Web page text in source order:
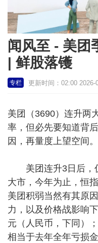
闻风至 - 美团
| 鲜股落镬
专栏 更新时间：02:00 2026-
美团（3690）连升两
率，但必先要知道背
因，再量度上望空间。
美团连升3日后，
大市，今年为止，恒
美团积弱当然有其原
力，以及价格战影响
元（人民币，下同）
相当于去年全年亏损金